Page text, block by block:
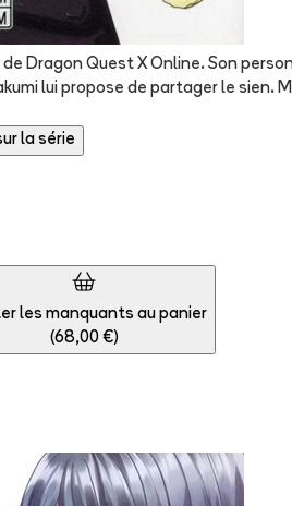
de Dragon Quest X Online. Son
lui propose de partager le sien.
la série
les manquants au panier
(68,00 €)